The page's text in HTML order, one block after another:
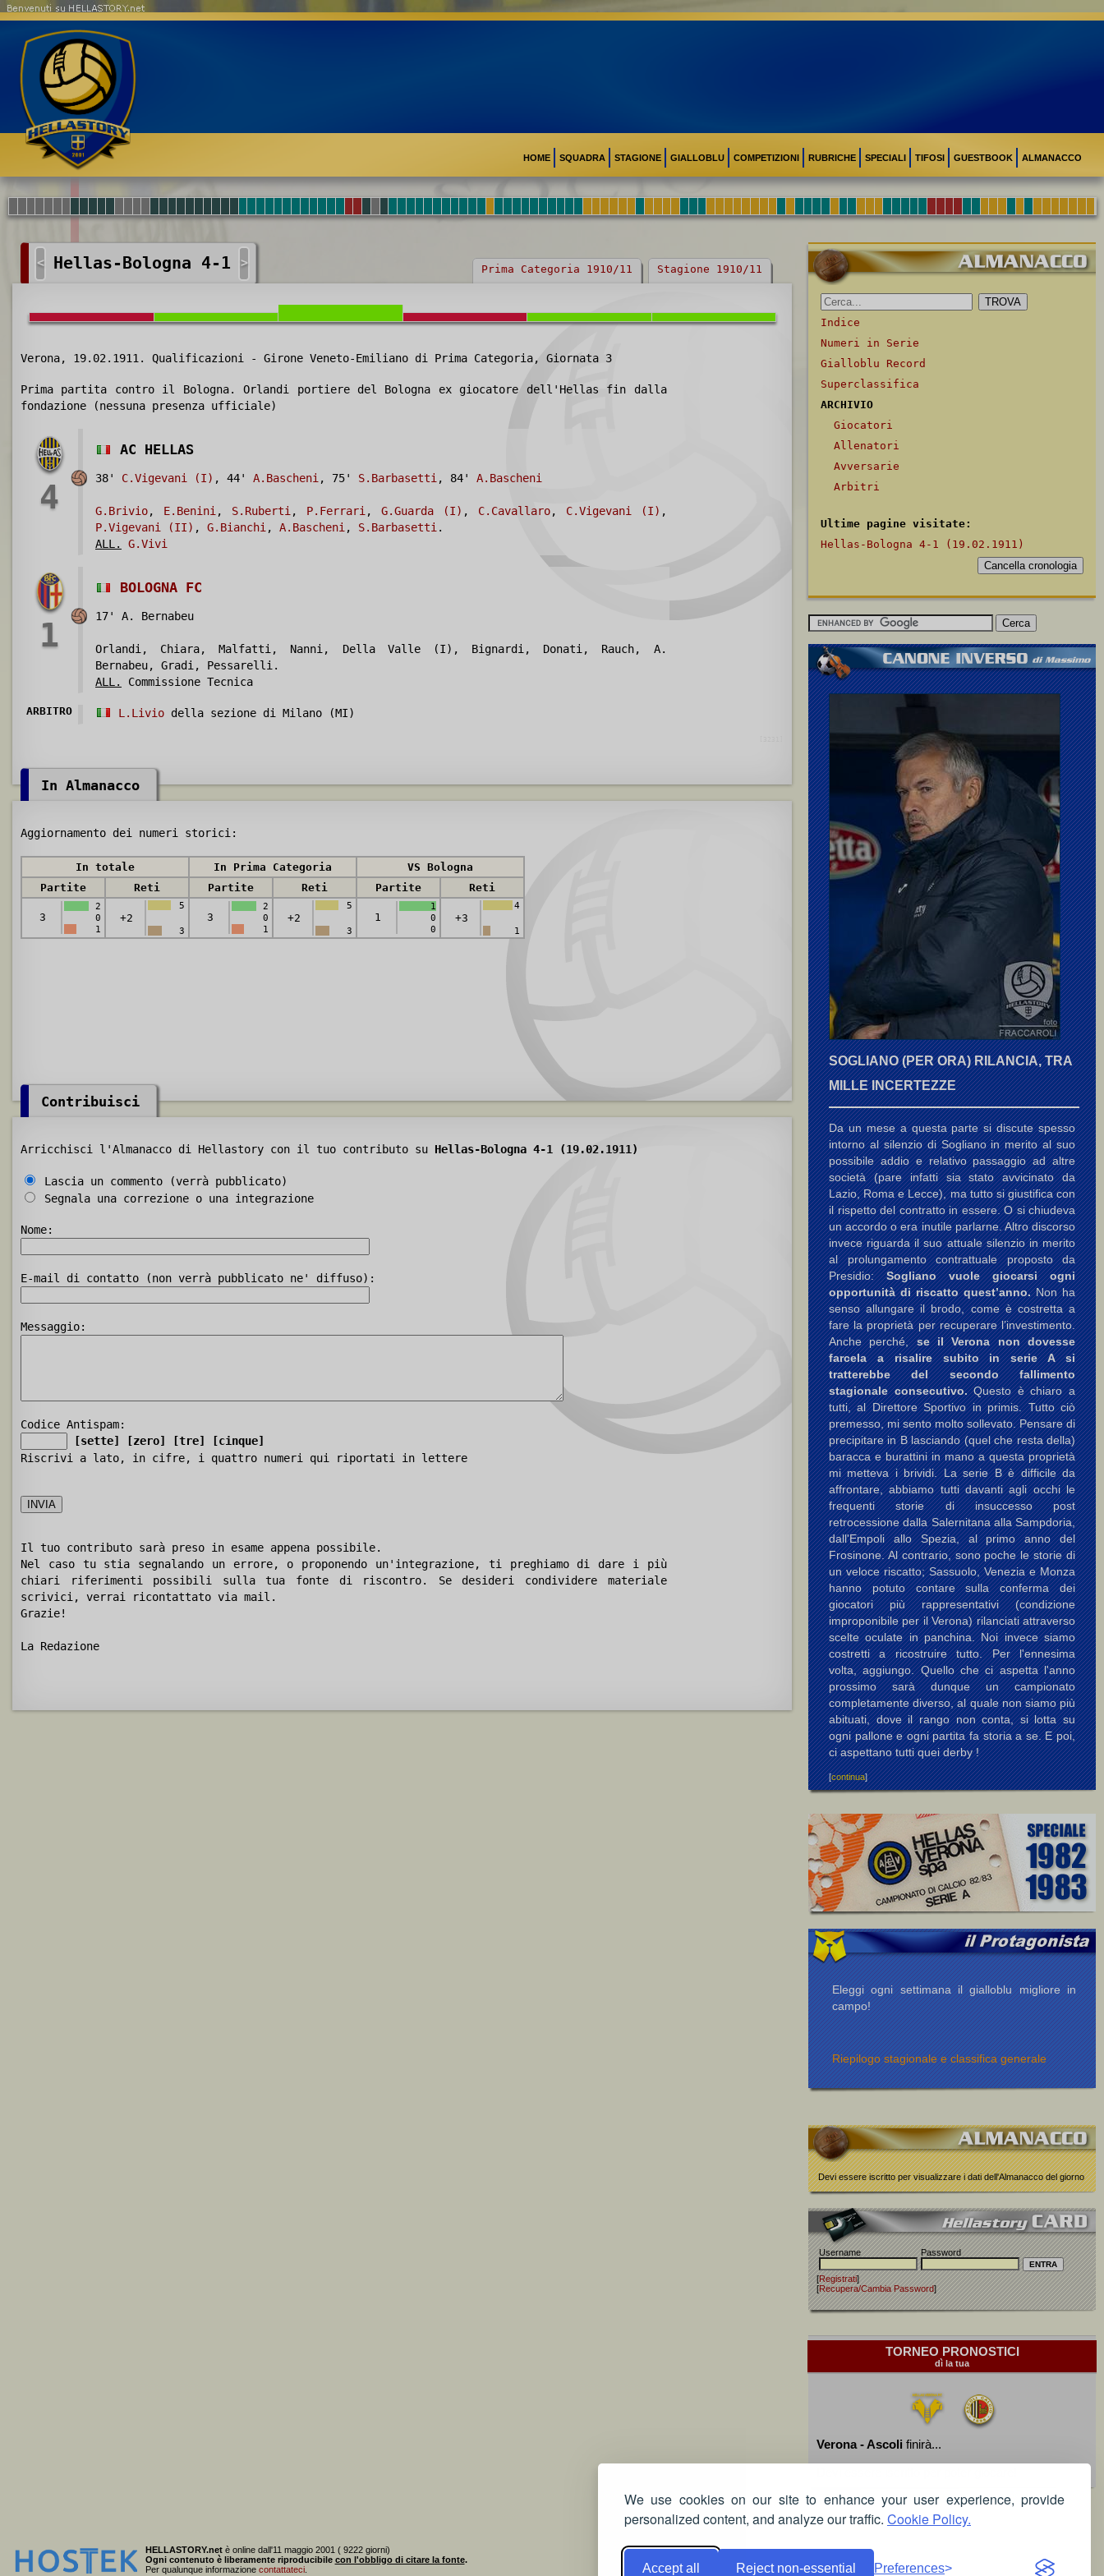
We use cookies on our site to enhance your user experience, provide
personalized content, and analyze our traffic. Cookie Policy.
Accept all Reject non-essential Preferences
HOME SQUADRA STAGIONE GIALLOBLU COMPETIZIONI RUBRICHE SPECIALI TIFOSI GUESTBOOK ALMANACCO
Benvenuti su HELLASTORY.net
< Hellas-Bologna 4-1 > Prima Categoria 1910/11 Stagione 1910/11
Verona, 19.02.1911. Qualificazioni - Girone Veneto-Emiliano di Prima Categoria, Giornata 3
Prima partita contro il Bologna. Orlandi portiere del Bologna ex giocatore dell'Hellas fin dalla
fondazione (nessuna presenza ufficiale)
4
AC HELLAS
38' C.Vigevani (I) , 44' A.Bascheni , 75' S.Barbasetti , 84' A.Bascheni
G.Brivio, E.Benini , S.Ruberti , P.Ferrari , G.Guarda (I) , C.Cavallaro, C.Vigevani (I) ,
P.Vigevani (II) , G.Bianchi , A.Bascheni , S.Barbasetti .
ALL.
G.Vivi
1
BOLOGNA FC
17' A. Bernabeu
Orlandi, Chiara, Malfatti, Nanni, Della Valle (I), Bignardi, Donati, Rauch, A.
Bernabeu, Gradi, Pessarelli.
ALL.
Commissione Tecnica
ARBITRO L.Livio della sezione di Milano (MI)
In Almanacco
Aggiornamento dei numeri storici:
In totale In Prima Categoria
VS Bologna
Partite
Reti Partite Reti Partite Reti
3
2
0
1
+2
5
3
3
2
0
1
+2
5
3
1
1
0
0
+3
4
1
Contribuisci
Arricchisci l'Almanacco di Hellastory con il tuo contributo su Hellas-Bologna 4-1 (19.02.1911)
Lascia un commento (verrà pubblicato)
Segnala una correzione o una integrazione
Nome:
E-mail di contatto (non verrà pubblicato ne' diffuso):
Messaggio:
Codice Antispam:
[sette]
[zero] [tre]
[cinque]
Riscrivi a lato, in cifre, i quattro numeri qui riportati in lettere
Il tuo contributo sarà preso in esame appena possibile.
Nel caso tu stia segnalando un errore, o proponendo un'integrazione, ti preghiamo di dare i più
chiari riferimenti possibili sulla tua fonte di riscontro. Se desideri condividere materiale
scrivici, verrai ricontattato via mail.
Grazie!
La Redazione
Indice
Numeri in Serie
Gialloblu Record
Superclassifica
ARCHIVIO
Giocatori
Allenatori
Avversarie
Arbitri
Ultime pagine visitate:
Hellas-Bologna 4-1 (19.02.1911)
SOGLIANO (PER ORA) RILANCIA, TRA
MILLE INCERTEZZE
Da un mese a questa parte si discute spesso
intorno al silenzio di Sogliano in merito al suo
possibile addio e relativo passaggio ad altre
società (pare infatti sia stato avvicinato da
Lazio, Roma e Lecce), ma tutto si giustifica con
il rispetto del contratto in essere. O si chiudeva
un accordo o era inutile parlarne. Altro discorso
invece riguarda il suo attuale silenzio in merito
al prolungamento contrattuale proposto da
Presidio:Sogliano vuole giocarsi ogni
opportunità di riscatto quest’anno.Non ha
senso allungare il brodo, come è costretta a
fare la proprietà per recuperare l’investimento.
Anche perché,se il Verona non dovesse
farcela a risalire subito in serie A si
tratterebbe del secondo fallimento
stagionale consecutivo.Questo è chiaro a
tutti, al Direttore Sportivo in primis. Tutto ciò
premesso, mi sento molto sollevato. Pensare di
precipitare in B lasciando (quel che resta della)
baracca e burattini in mano a questa proprietà
mi metteva i brividi. La serie B è difficile da
affrontare, abbiamo tutti davanti agli occhi le
frequenti storie di insuccesso post
retrocessione dalla Salernitana alla Sampdoria,
dall'Empoli allo Spezia, al primo anno del
Frosinone. Al contrario, sono poche le storie di
un veloce riscatto; Sassuolo, Venezia e Monza
hanno potuto contare sulla conferma dei
giocatori più rappresentativi (condizione
improponibile per il Verona) rilanciati attraverso
scelte oculate in panchina. Noi invece siamo
costretti a ricostruire tutto. Per l'ennesima
volta, aggiungo. Quello che ci aspetta l'anno
prossimo sarà dunque un campionato
completamente diverso, al quale non siamo più
abituati, dove il rango non conta, si lotta su
ogni pallone e ogni partita fa storia a se. E poi,
ci aspettano tutti quei derby !
[continua]
Eleggi ogni settimana il gialloblu migliore in
campo!
Riepilogo stagionale e classifica generale
Devi essere iscritto per visualizzare i dati dell'Almanacco del giorno
Username Password
[Registrati]
[Recupera/Cambia Password]
TORNEO PRONOSTICI
dì la tua
Verona - Ascoli finirà...
HELLASTORY.netè online dall'11 maggio 2001 ( 9222 giorni)
Ogni contenuto è liberamente riproducibile con l'obbligo di citare la fonte.
Per qualunque informazione contattateci.